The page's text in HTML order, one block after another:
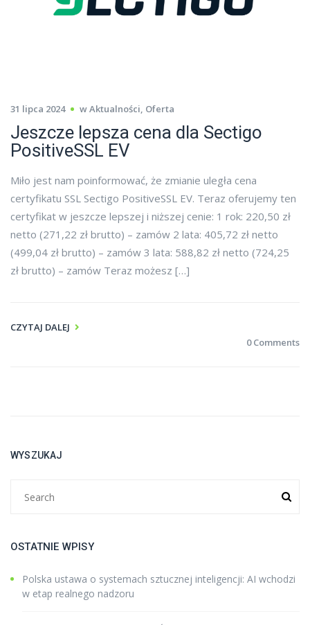
31 lipca 2024 wAktualności, Oferta
Jeszcze lepsza cena dla Sectigo
PositiveSSL EV
Miło jest nam poinformować, że zmianie uległa cena
certyfikatu SSL Sectigo PositiveSSL EV. Teraz oferujemy ten
certyfikat w jeszcze lepszej i niższej cenie: 1 rok: 220,50 zł
netto (271,22 zł brutto) – zamów 2 lata: 405,72 zł netto
(499,04 zł brutto) – zamów 3 lata: 588,82 zł netto (724,25
zł brutto) – zamów Teraz możesz […]
CZYTAJ DALEJ
0 Comments
WYSZUKAJ
OSTATNIE WPISY
Polska ustawa o systemach sztucznej inteligencji: AI wchodzi
w etap realnego nadzoru